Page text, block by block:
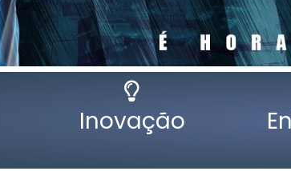
Inovação